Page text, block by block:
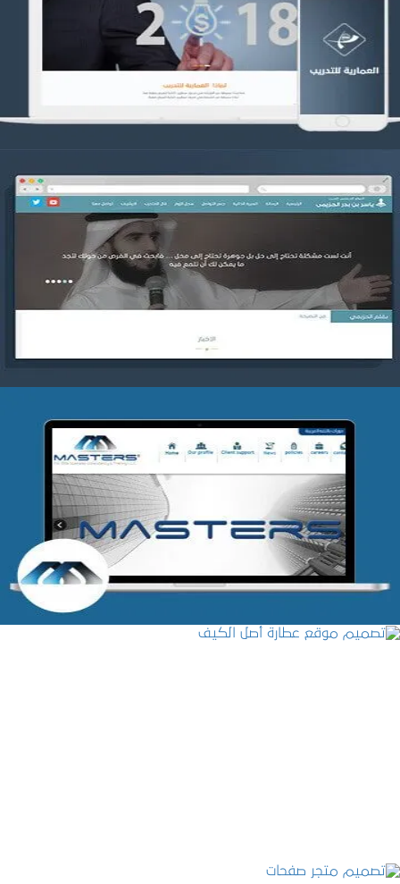
تصميم العمارية للتدريب
التفاصيل
موقع ياسر بن بدر الحزيمي
التفاصيل
شركة MASTERS للتدريب
التفاصيل